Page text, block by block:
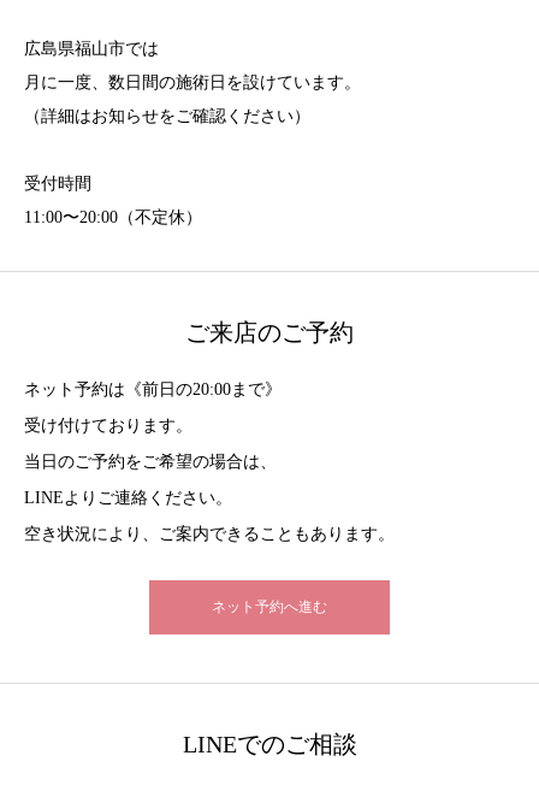
広島県福山市では
月に一度、数日間の施術日を設けています。
（詳細はお知らせをご確認ください）
受付時間
11:00〜20:00（不定休）
ご来店のご予約
ネット予約は《前日の20:00まで》
受け付けております。
当日のご予約をご希望の場合は、
LINEよりご連絡ください。
空き状況により、ご案内できることもあります。
ネット予約へ進む
LINEでのご相談